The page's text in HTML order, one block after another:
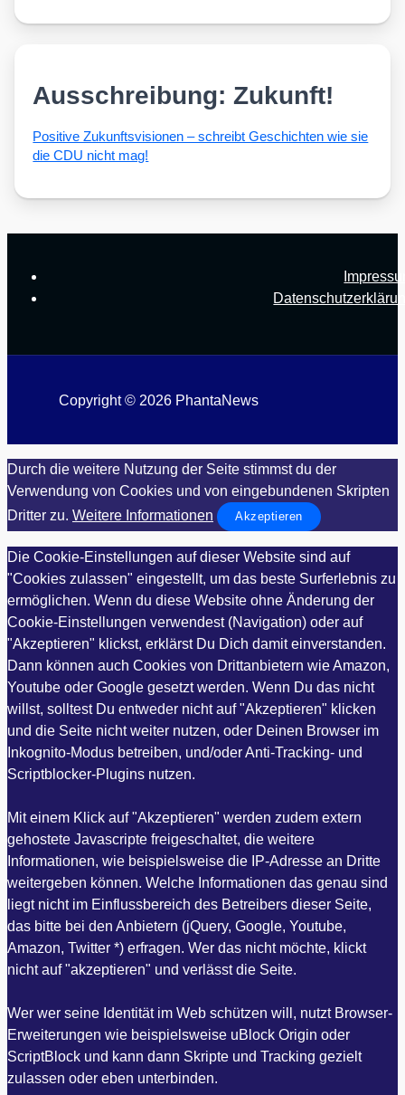
Ausschreibung: Zukunft!
Posi­ti­ve Zukunfts­vi­sio­nen – schreibt Geschich­ten wie sie
die CDU nicht mag!
Copyright © 2026 PhantaNews
Durch die weitere Nutzung der Seite stimmst du der
Verwendung von Cookies und von eingebundenen Skripten
Dritter zu. Weitere Informationen Akzeptieren
Die Cookie-Einstellungen auf dieser Website sind auf
"Cookies zulassen" eingestellt, um das beste Surferlebnis zu
ermöglichen. Wenn du diese Website ohne Änderung der
Cookie-Einstellungen verwendest (Navigation) oder auf
"Akzeptieren" klickst, erklärst Du Dich damit einverstanden.
Dann können auch Cookies von Drittanbietern wie Amazon,
Youtube oder Google gesetzt werden. Wenn Du das nicht
willst, solltest Du entweder nicht auf "Akzeptieren" klicken
und die Seite nicht weiter nutzen, oder Deinen Browser im
Inkognito-Modus betreiben, und/oder Anti-Tracking- und
Scriptblocker-Plugins nutzen.
Mit einem Klick auf "Akzeptieren" werden zudem extern
gehostete Javascripte freigeschaltet, die weitere
Informationen, wie beispielsweise die IP-Adresse an Dritte
weitergeben können. Welche Informationen das genau sind
liegt nicht im Einflussbereich des Betreibers dieser Seite,
das bitte bei den Anbietern (jQuery, Google, Youtube,
Amazon, Twitter *) erfragen. Wer das nicht möchte, klickt
nicht auf "akzeptieren" und verlässt die Seite.
Wer wer seine Identität im Web schützen will, nutzt Browser-
Erweiterungen wie beispielsweise uBlock Origin oder
ScriptBlock und kann dann Skripte und Tracking gezielt
zulassen oder eben unterbinden.